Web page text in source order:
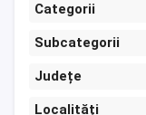
Categorii
Subcategorii
Județe
Localități